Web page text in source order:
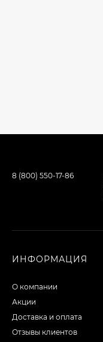
8 (800) 550-17-86
ИНФОРМАЦИЯ
О компании
Акции
Доставка и оплата
Отзывы клиентов